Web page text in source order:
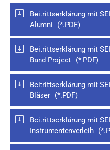
Beitrittserklärung mit
Alumni
Beitrittserklärung mit
Band Project
Beitrittserklärung mit
Bläser
Beitrittserklärung mit
Instrumentenverleih